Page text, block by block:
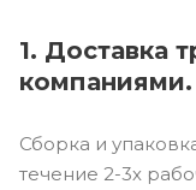
1. Доставка
компаниями.
Сборка и
течение 2-3х